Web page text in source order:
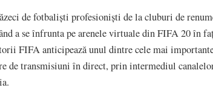
de fotbaliști profesioniști de la cluburi de
a se înfrunta pe arenele virtuale din FIFA 20 în
FIFA anticipează unul dintre cele mai
de transmisiuni în direct, prin intermediul